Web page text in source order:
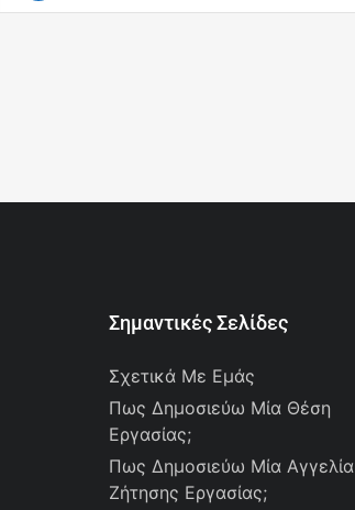
Σημαντικές Σελίδες
Σχετικά Με Εμάς
Πως Δημοσιεύω Μία Θέση
Εργασίας;
Πως Δημοσιεύω Μία Αγγελία
Ζήτησης Εργασίας;